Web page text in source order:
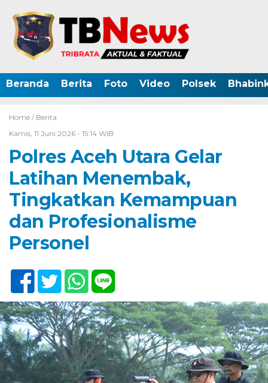
Beranda Berita Foto Video Polsek
Home / Berita
Kamis, 11 Juni 2026 - 15:14 WIB
Polres Aceh Utara Gelar
Latihan Menembak,
Tingkatkan Kemampuan
dan Profesionalisme
Personel